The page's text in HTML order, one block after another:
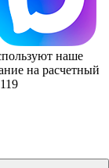
наше
на расчетный